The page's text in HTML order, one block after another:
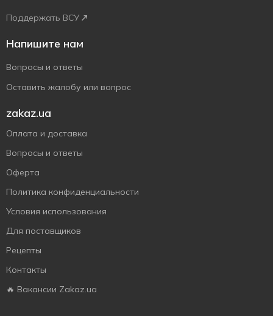
Поддержать ВСУ
Напишите нам
Вопросы и ответы
Оставить жалобу или вопрос
zakaz.ua
Оплата и доставка
Вопросы и ответы
Оферта
Политика конфиденциальности
Условия использования
Для поставщиков
Рецепты
Контакты
🔥 Вакансии Zakaz.ua